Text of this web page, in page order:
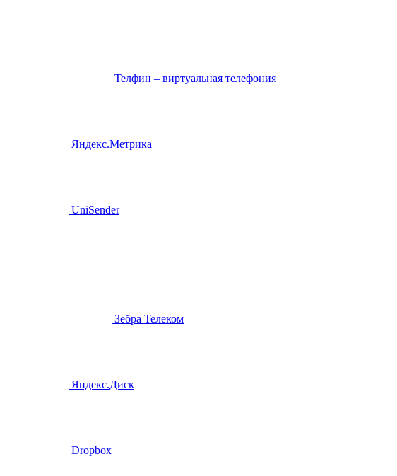
Телфин – виртуальная телефония
Яндекс.Метрика
UniSender
Зебра Телеком
Яндекс.Диск
Dropbox